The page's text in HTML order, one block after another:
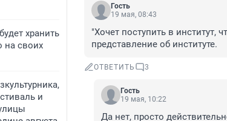
хранить
на своих
и
Гость
19 мая, 08:43
"Хочет поступить в институт,
представление об институте.
ОТВЕТИТЬ 3
Гость
19 мая, 10:22
Да нет, просто